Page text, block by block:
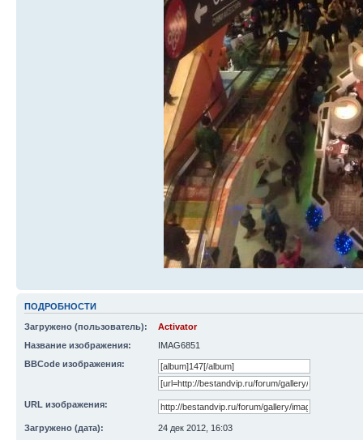
ПОДРОБНОСТИ
Загружено (пользователь):
Activator
Название изображения:
IMAG6851
BBCode изображения:
URL изображения:
Загружено (дата):
24 дек 2012, 16:03